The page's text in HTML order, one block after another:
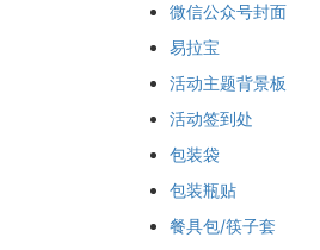
微信公众号封面
易拉宝
活动主题背景板
活动签到处
包装袋
包装瓶贴
餐具包/筷子套